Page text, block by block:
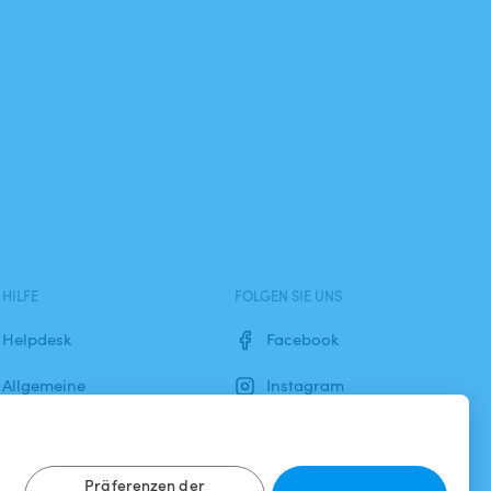
Präferenzen der
HILFE
Helpdesk
Allgemeine
FOLGEN SIE UNS
Facebook
Instagram